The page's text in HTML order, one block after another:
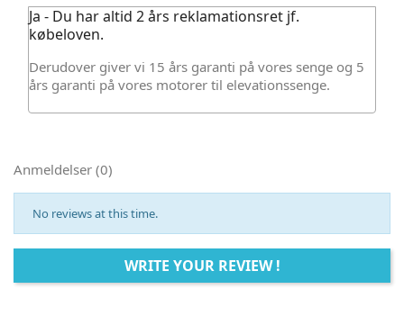
Ja - Du har altid 2 års reklamationsret jf.
købeloven.
Derudover giver vi 15 års garanti på vores senge og 5
års garanti på vores motorer til elevationssenge.
Anmeldelser (0)
No reviews at this time.
WRITE YOUR REVIEW !